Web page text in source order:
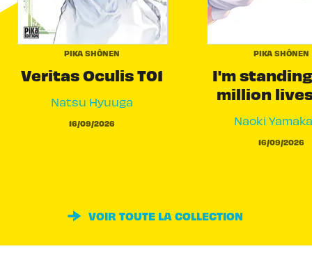
PIKA SHÔNEN
Veritas Oculis T01
Natsu Hyuuga
16/09/2026
PIKA SHÔNEN
I'm
million
Naoki
16/09/2026
VOIR TOUTE LA COLLECTION